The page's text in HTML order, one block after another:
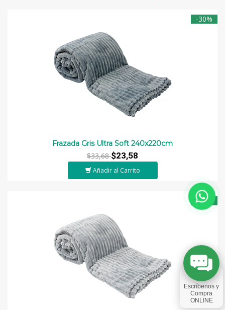
-30%
Frazada Gris Ultra Soft 240x220cm
$33,68$23,58
Añadir al Carrito
-30%